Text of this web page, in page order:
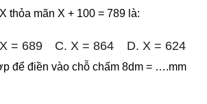
thỏa mãn X + 100 = 789 là:
= 689 C. X = 864 D. X = 624
để điền vào chỗ chấm 8dm = ….mm